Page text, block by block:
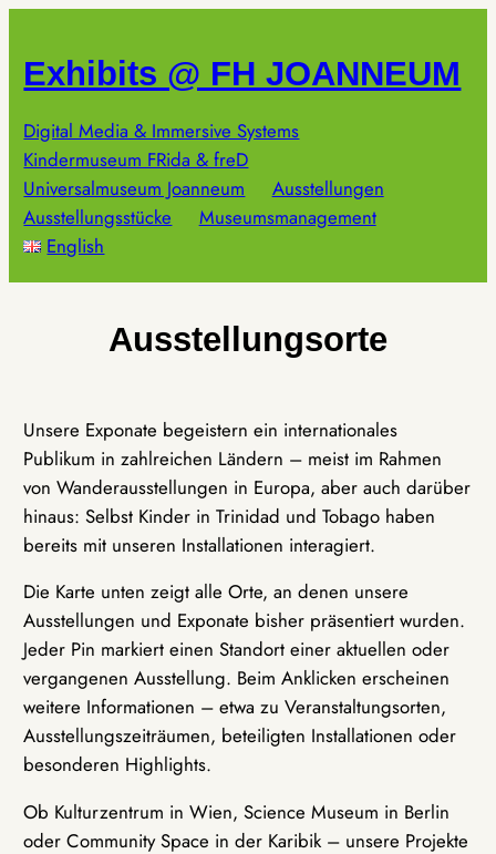
springen
Exhibits @ FH JOANNEUM
Digital Media & Immersive Systems
Kindermuseum FRida & freD
Universalmuseum Joanneum
Ausstellungen
Ausstellungsstücke
Museumsmanagement
English
Ausstellungsorte
Unsere Exponate begeistern ein internationales
Publikum in zahlreichen Ländern – meist im Rahmen
von Wanderausstellungen in Europa, aber auch darüber
hinaus: Selbst Kinder in Trinidad und Tobago haben
bereits mit unseren Installationen interagiert.
Die Karte unten zeigt alle Orte, an denen unsere
Ausstellungen und Exponate bisher präsentiert wurden.
Jeder Pin markiert einen Standort einer aktuellen oder
vergangenen Ausstellung. Beim Anklicken erscheinen
weitere Informationen – etwa zu Veranstaltungsorten,
Ausstellungszeiträumen, beteiligten Installationen oder
besonderen Highlights.
Ob Kulturzentrum in Wien, Science Museum in Berlin
oder Community Space in der Karibik – unsere Projekte